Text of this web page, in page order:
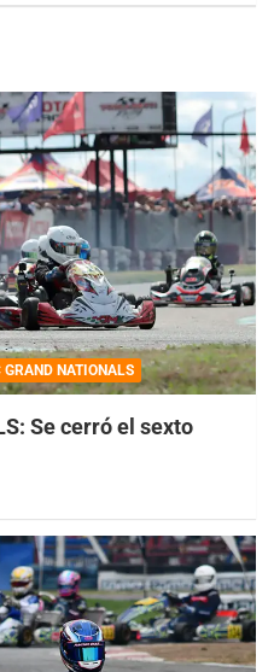
GRAND NATIONALS
Se cerró el sexto